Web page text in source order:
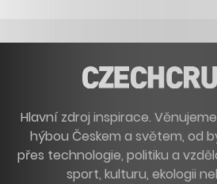
Hlavní zdroj inspirace.
hýbou Českem a světem, od
přes technologie, politiku a
sport, kulturu, ekologii